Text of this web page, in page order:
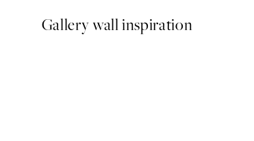
Gallery wall inspiration